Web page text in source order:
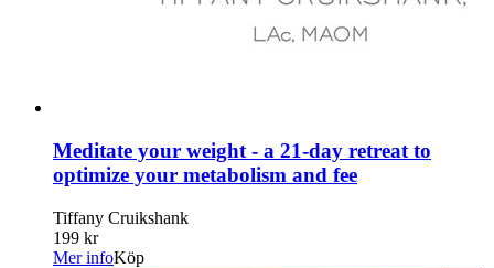
Meditate your weight - a 21-day retreat to
optimize your metabolism and fee
Tiffany Cruikshank
199 kr
Mer infoKöp